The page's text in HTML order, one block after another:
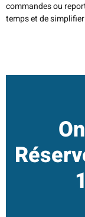
commandes ou
temps et de